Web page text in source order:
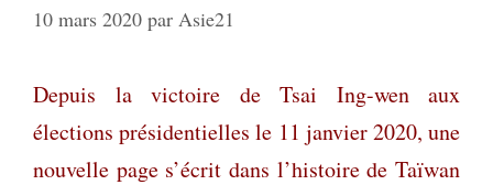
10 mars 2020 par Asie21
Depuis la victoire de Tsai Ing-wen aux
élections présidentielles le 11 janvier 2020, une
nouvelle page s’écrit dans l’histoire de Taïwan